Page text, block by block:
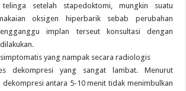
setelah stapedoktomi, mungkin suatu
oksigen hiperbarik sebab perubahan
implan terseut konsultasi dengan
yang nampak secara radiologis
dekompresi yang sangat lambat. Menurut
dekompresi antara 5-10 menit tidak menimbulkan